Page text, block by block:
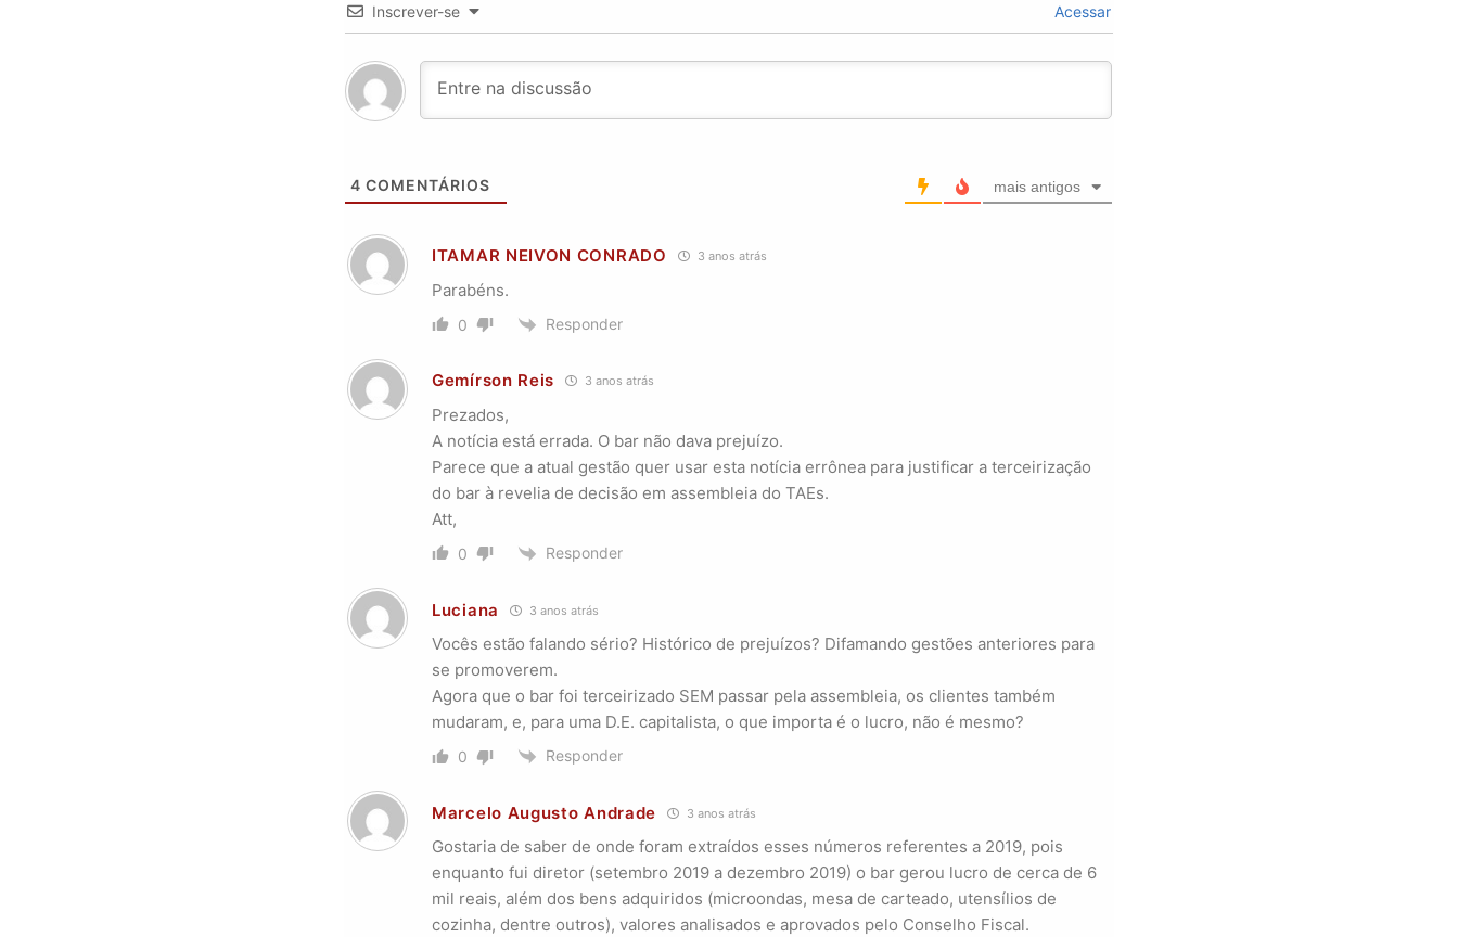
Inscrever-se Acessar
4 COMENTÁRIOS mais antigos
ITAMAR NEIVON CONRADO 3 anos atrás
Parabéns.
0 Responder
Gemírson Reis 3 anos atrás
Prezados,
A notícia está errada. O bar não dava prejuízo.
Parece que a atual gestão quer usar esta notícia errônea para justificar a terceirização
do bar à revelia de decisão em assembleia do TAEs.
Att,
0 Responder
Luciana 3 anos atrás
Vocês estão falando sério? Histórico de prejuízos? Difamando gestões anteriores para
se promoverem.
Agora que o bar foi terceirizado SEM passar pela assembleia, os clientes também
mudaram, e, para uma D.E. capitalista, o que importa é o lucro, não é mesmo?
0 Responder
Marcelo Augusto Andrade 3 anos atrás
Gostaria de saber de onde foram extraídos esses números referentes a 2019, pois
enquanto fui diretor (setembro 2019 a dezembro 2019) o bar gerou lucro de cerca de 6
mil reais, além dos bens adquiridos (microondas, mesa de carteado, utensílios de
cozinha, dentre outros), valores analisados e aprovados pelo Conselho Fiscal.